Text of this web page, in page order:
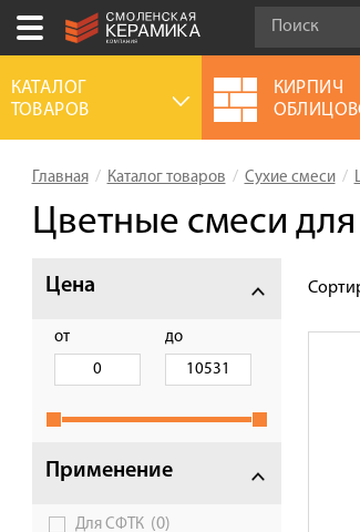
Ваш город:
Выберите ваш город:
+7 (4812) 548-777
О компании
Калькулятор
Оплата
КАТАЛОГ
ТОВАРОВ
КИРПИЧ
Главная Каталог товаров Сухие смеси
Цветные смеси
Цена
от до
Применение
Для СФТК (0)